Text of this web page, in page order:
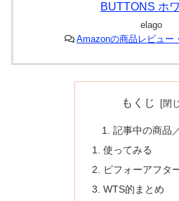
BUTTONS ホ
elago
Amazonの商品レビュー
もくじ
記事中の商品
使ってみる
ビフォーアフタ
WTS的まとめ